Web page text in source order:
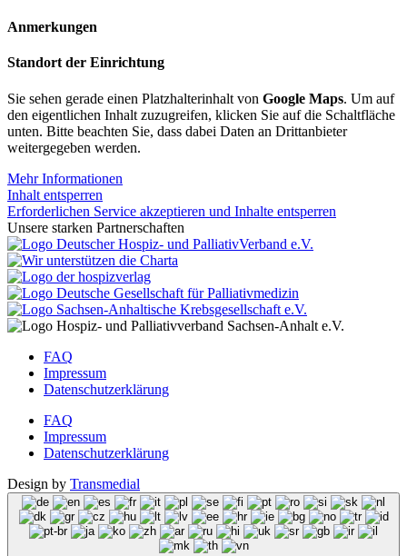
Anmerkungen
Standort der Einrichtung
Sie sehen gerade einen Platzhalterinhalt von Google Maps. Um auf
den eigentlichen Inhalt zuzugreifen, klicken Sie auf die Schaltfläche
unten. Bitte beachten Sie, dass dabei Daten an Drittanbieter
weitergegeben werden.
Mehr Informationen
Inhalt entsperren
Erforderlichen Service akzeptieren und Inhalte entsperren
Unsere starken Partnerschaften
FAQ
Impressum
Datenschutzerklärung
FAQ
Impressum
Datenschutzerklärung
Design by Transmedial